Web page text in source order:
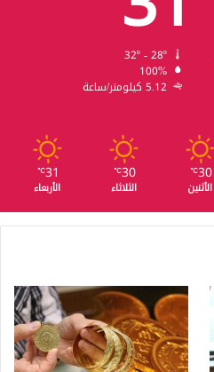
100%
5.12 كيلومتر/ساعة
30
℃
الأثنين
30
℃
الثلاثاء
31
℃
الأربعاء